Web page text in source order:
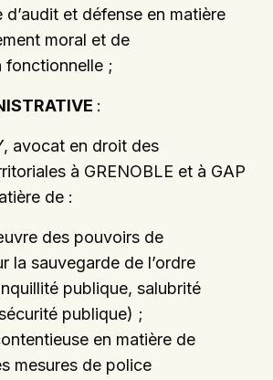
d’audit et défense en matière
moral et de
fonctionnelle ;
:
avocat en droit des
à GRENOBLE et à GAP
de :
des pouvoirs de
la sauvegarde de l’ordre
publique, salubrité
publique) ;
en matière de
mesures de police